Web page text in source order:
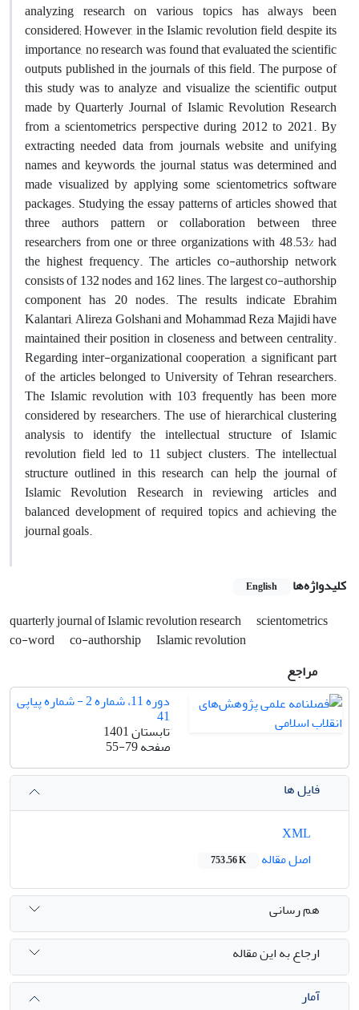
analyzing research on various topics has always been
considered; However, in the Islamic revolution field, despite its
importance, no research was found that evaluated the scientific
outputs published in the journals of this field. The purpose of
this study was to analyze and visualize the scientific output
made by Quarterly Journal of Islamic Revolution Research
from a scientometrics perspective during 2012 to 2021. By
extracting needed data from journals website and unifying
names and keywords, the journal status was determined and
made visualized by applying some scientometrics software
packages. Studying the essay patterns of articles showed that
three authors pattern or collaboration between three
researchers from one or three organizations with 48.53% had
the highest frequency. The articles co-authorship network
consists of 132 nodes and 162 lines. The largest co-authorship
component has 20 nodes. The results indicate Ebrahim
Kalantari, Alireza Golshani and Mohammad Reza Majidi have
maintained their position in closeness and between centrality.
Regarding inter-organizational cooperation, a significant part
of the articles belonged to University of Tehran researchers.
The Islamic revolution with 103 frequently has been more
considered by researchers. The use of hierarchical clustering
analysis to identify the intellectual structure of Islamic
revolution field led to 11 subject clusters. The intellectual
structure outlined in this research can help the journal of
Islamic Revolution Research in reviewing articles and
balanced development of required topics and achieving the
journal goals.
کلیدواژه‌ها English
quarterly journal of Islamic revolution research
scientometrics
co-word
co-authorship
Islamic revolution
مراجع
دوره 11، شماره 2 - شماره پیاپی
41
تابستان 1401
صفحه55-79
فایل ها
اصل مقاله
753.56 K
هم رسانی
ارجاع به این مقاله
آمار